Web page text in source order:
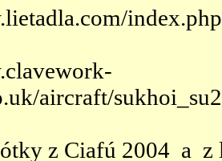
aircraft/
z Ciafú 2004 a z